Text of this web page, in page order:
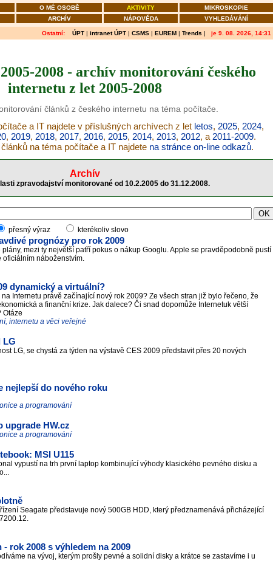
O MÉ OSOBĚ AKTIVITY
MIKROSKOPIE
ARCHÍV NÁPOVĚDA VYHLEDÁVÁNÍ
Ostatní: ÚPT | intranet ÚPT | CSMS | EUREM | Trends | je 9. 08. 2026, 14:31
2008 - archív monitorování českého
internetu z let 2005-2008
článků z českého internetu na téma počítače.
a IT najdete v příslušných archívech z let letos, 2025, 2024,
, 2019, 2018, 2017, 2016, 2015, 2014, 2013, 2012, a 2011-2009.
na téma počítače a IT najdete na stránce on-line odkazů.
Archív
zpravodajství monitorované od 10.2.2005 do 31.12.2008.
přesný výraz
kterékoliv slovo
prognózy pro rok 2009
plány, mezi ty největší patří pokus o nákup Googlu. Apple se pravděpodobně pustí
oficiálním náboženstvím.
dynamický a virtuální?
Internetu právě začínající nový rok 2009? Ze všech stran již bylo řečeno, že
a finanční krize. Jak dalece? Či snad dopomůže Internetuk větší
Otáze
internetu a věci veřejné
LG
LG, se chystá za týden na výstavě CES 2009 představit přes 20 nových
nejlepší do nového roku
a programování
upgrade HW.cz
a programování
MSI U115
vypustí na trh první laptop kombinující výhody klasického pevného disku a
Seagate představuje nový 500GB HDD, který předznamenává přicházející
- rok 2008 s výhledem na 2009
na vývoj, kterým prošly pevné a solidní disky a krátce se zastavíme i u